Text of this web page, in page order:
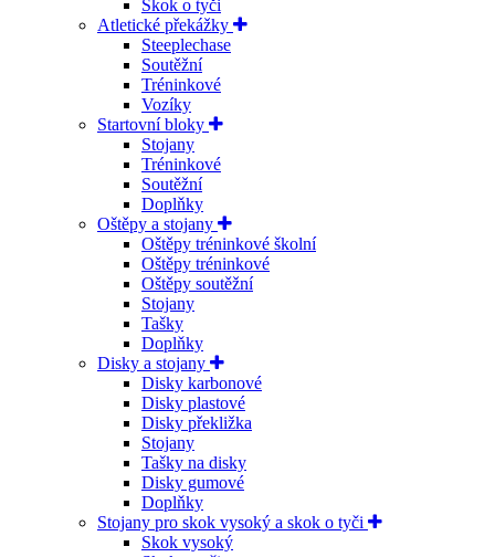
Skok o tyči
Atletické překážky
Steeplechase
Soutěžní
Tréninkové
Vozíky
Startovní bloky
Stojany
Tréninkové
Soutěžní
Doplňky
Oštěpy a stojany
Oštěpy tréninkové školní
Oštěpy tréninkové
Oštěpy soutěžní
Stojany
Tašky
Doplňky
Disky a stojany
Disky karbonové
Disky plastové
Disky překližka
Stojany
Tašky na disky
Disky gumové
Doplňky
Stojany pro skok vysoký a skok o tyči
Skok vysoký